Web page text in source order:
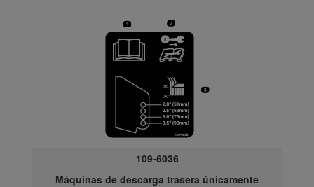
109-6036
Máquinas de descarga trasera únicamente